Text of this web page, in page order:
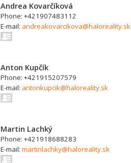
Andrea Kovarčíková
Phone: +421907483112
E-mail: andreakovarcikova@haloreality.sk
Anton Kupčík
Phone: +421915207579
E-mail: antonkupcik@haloreality.sk
Martin Lachký
Phone: +421918688283
E-mail: martinlachky@haloreality.sk